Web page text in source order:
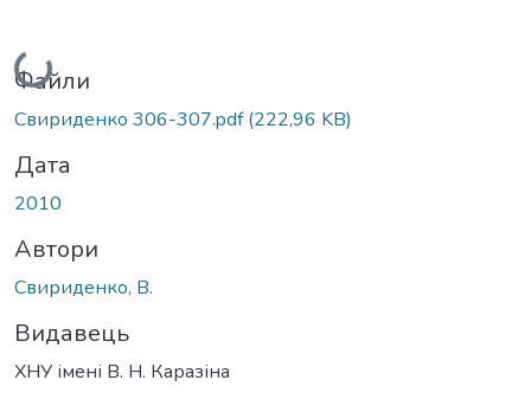
Вантажиться...
Файли
Свириденко 306-307.pdf(222,96 KB)
Дата
2010
Автори
Свириденко, В.
Видавець
ХНУ імені В. Н. Каразіна